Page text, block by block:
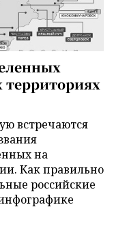
территориях
встречаются
на
Как правильно
российские